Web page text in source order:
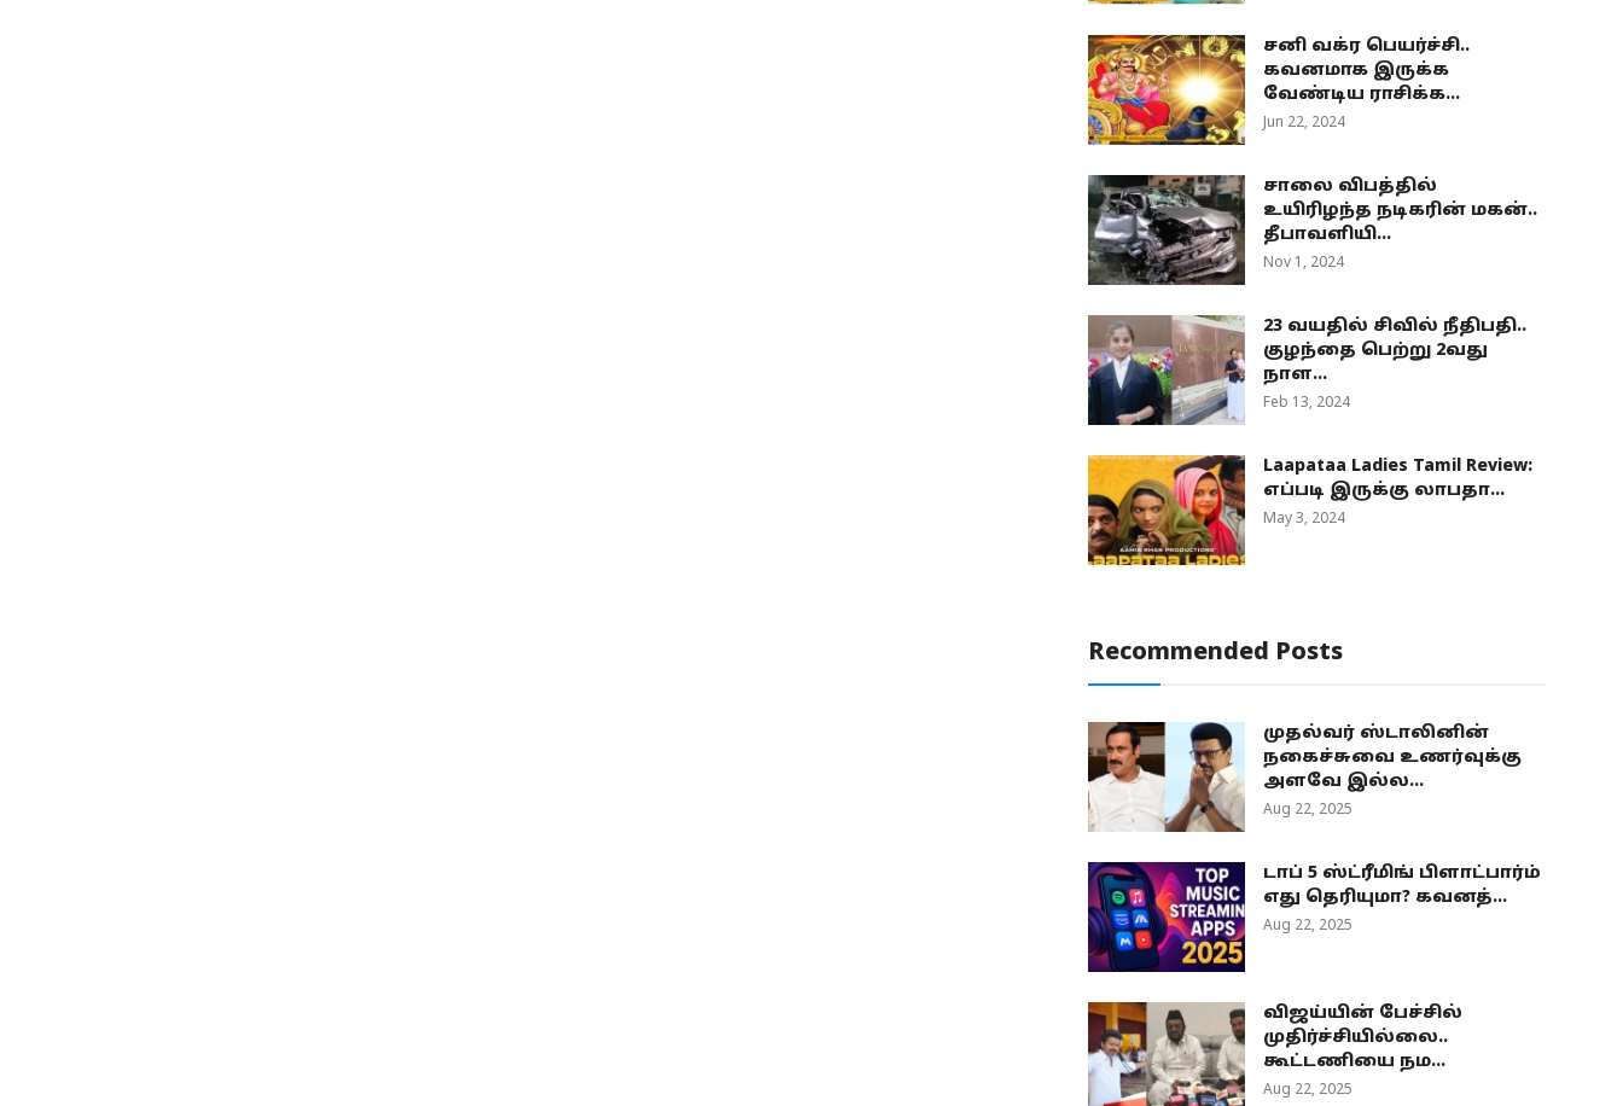
சனி வக்ர பெயர்ச்சி..
கவனமாக இருக்க
வேண்டிய ராசிக்க...
Jun 22, 2024
சாலை விபத்தில்
உயிரிழந்த நடிகரின் மகன்..
தீபாவளியி...
Nov 1, 2024
23 வயதில் சிவில் நீதிபதி..
குழந்தை பெற்று 2வது
நாள...
Feb 13, 2024
Laapataa Ladies Tamil Review:
எப்படி இருக்கு லாபதா...
May 3, 2024
Recommended Posts
முதல்வர் ஸ்டாலினின்
நகைச்சுவை உணர்வுக்கு
அளவே இல்ல...
Aug 22, 2025
டாப் 5 ஸ்ட்ரீமிங் பிளாட்பார்ம்
எது தெரியுமா? கவனத்...
Aug 22, 2025
விஜய்யின் பேச்சில்
முதிர்ச்சியில்லை..
கூட்டணியை நம...
Aug 22, 2025